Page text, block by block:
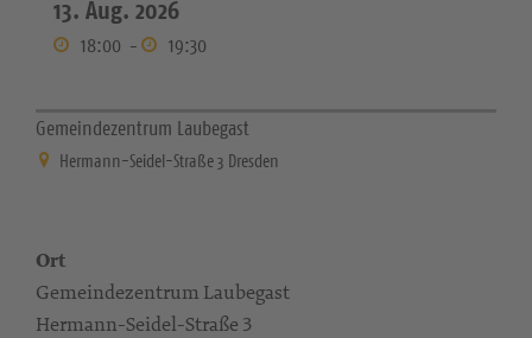
13. Aug. 2026
18:00 - 19:30
Gemeindezentrum Laubegast
Hermann-Seidel-Straße 3 Dresden
Ort
Gemeindezentrum Laubegast
Hermann-Seidel-Straße 3